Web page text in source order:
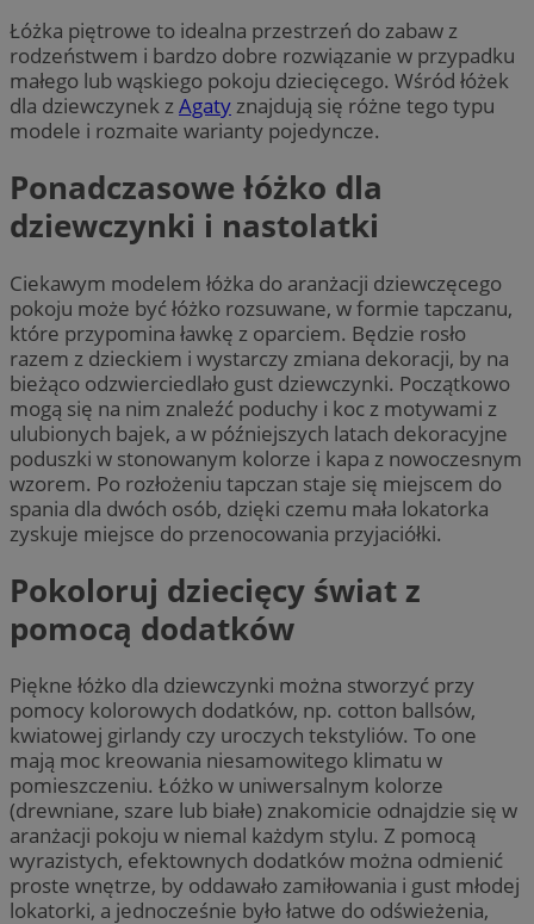
Łóżka piętrowe to idealna przestrzeń do zabaw z
rodzeństwem i bardzo dobre rozwiązanie w przypadku
małego lub wąskiego pokoju dziecięcego. Wśród łóżek
dla dziewczynek zAgatyznajdują się różne tego typu
modele i rozmaite warianty pojedyncze.
Ponadczasowe łóżko dla
dziewczynki i nastolatki
Ciekawym modelem łóżka do aranżacji dziewczęcego
pokoju może być łóżko rozsuwane, w formie tapczanu,
które przypomina ławkę z oparciem. Będzie rosło
razem z dzieckiem i wystarczy zmiana dekoracji, by na
bieżąco odzwierciedlało gust dziewczynki. Początkowo
mogą się na nim znaleźć poduchy i koc z motywami z
ulubionych bajek, a w późniejszych latach dekoracyjne
poduszki w stonowanym kolorze i kapa z nowoczesnym
wzorem. Po rozłożeniu tapczan staje się miejscem do
spania dla dwóch osób, dzięki czemu mała lokatorka
zyskuje miejsce do przenocowania przyjaciółki.
Pokoloruj dziecięcy świat z
pomocą dodatków
Piękne łóżko dla dziewczynki można stworzyć przy
pomocy kolorowych dodatków, np. cotton ballsów,
kwiatowej girlandy czy uroczych tekstyliów. To one
mają moc kreowania niesamowitego klimatu w
pomieszczeniu. Łóżko w uniwersalnym kolorze
(drewniane, szare lub białe) znakomicie odnajdzie się w
aranżacji pokoju w niemal każdym stylu. Z pomocą
wyrazistych, efektownych dodatków można odmienić
proste wnętrze, by oddawało zamiłowania i gust młodej
lokatorki, a jednocześnie było łatwe do odświeżenia,